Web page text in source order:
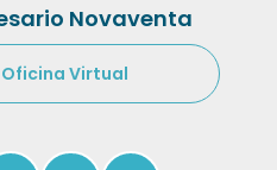
Novaventa
Virtual